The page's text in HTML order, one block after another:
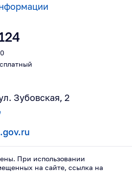
Зубовская, 2
При использовании
на сайте, ссылка на